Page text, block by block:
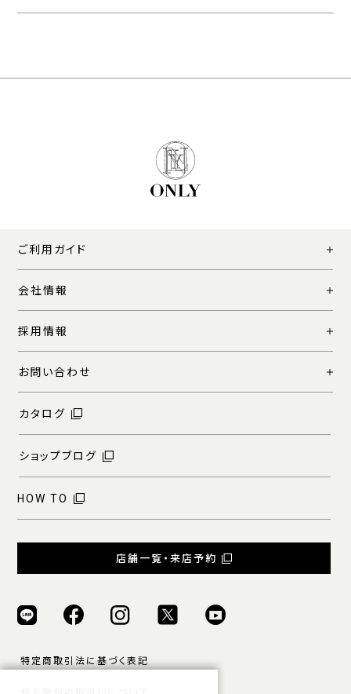
ご利用ガイド
会社情報
採用情報
お問い合わせ
カタログ
ショップブログ
HOW TO
店舗一覧・来店予約
特定商取引法に基づく表記